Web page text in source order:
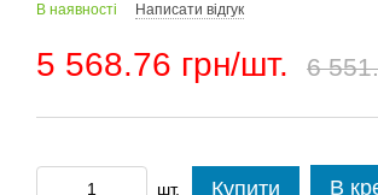
В наявності Написати відгук
5 568.76 грн/шт. 6
шт. Купити В